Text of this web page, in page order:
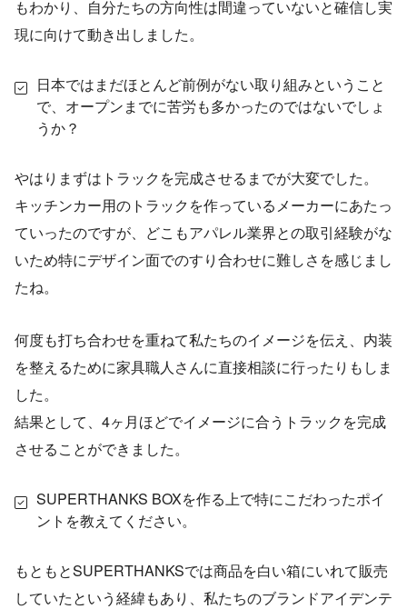
もわかり、自分たちの方向性は間違っていないと確信し実
現に向けて動き出しました。
日本ではまだほとんど前例がない取り組みということ
で、オープンまでに苦労も多かったのではないでしょ
うか？
やはりまずはトラックを完成させるまでが大変でした。
キッチンカー用のトラックを作っているメーカーにあたっ
ていったのですが、どこもアパレル業界との取引経験がな
いため特にデザイン面でのすり合わせに難しさを感じまし
たね。
何度も打ち合わせを重ねて私たちのイメージを伝え、内装
を整えるために家具職人さんに直接相談に行ったりもしま
した。
結果として、4ヶ月ほどでイメージに合うトラックを完成
させることができました。
SUPERTHANKS BOXを作る上で特にこだわったポイ
ントを教えてください。
もともとSUPERTHANKSでは商品を白い箱にいれて販売
していたという経緯もあり、私たちのブランドアイデンテ